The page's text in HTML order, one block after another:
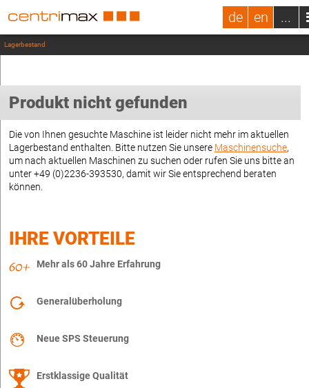
de en ...
Lagerbestand
Produkt nicht gefunden
Die von Ihnen gesuchte Maschine ist leider nicht mehr im aktuellen
Lagerbestand enthalten. Bitte nutzen Sie unsere Maschinensuche,
um nach aktuellen Maschinen zu suchen oder rufen Sie uns bitte an
unter +49 (0)2236-393530, damit wir Sie entsprechend beraten
können.
IHRE VORTEILE
Mehr als 60 Jahre Erfahrung
Generalüberholung
Neue SPS Steuerung
Erstklassige Qualität